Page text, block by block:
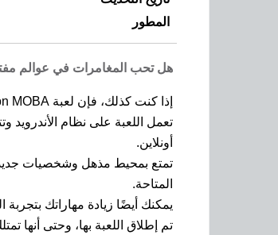
المطور
هل تحب المغامرات في عوالم
إذا كنت كذلك، فإن لعبة Garena AOV - Arena of Valor: Action MOBA هي اللعبة المناسبة لك.
أونلاين.
تمتع بمحيط مذهل وشخصيات
المتاحة.
يمكنك أيضًا زيادة مهاراتك